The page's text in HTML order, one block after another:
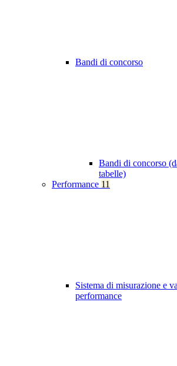
Bandi di concorso
Bandi di concorso
tabelle)
Performance 11
Sistema di misurazione e
performance